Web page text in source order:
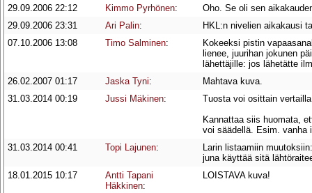
29.09.2006 22:12
Kimmo Pyrhönen:
Oho. Se oli sen
29.09.2006 23:31
Ari Palin:
HKL:n nivelien aikakausi
07.10.2006 13:08
Timo Salminen:
Kokeeksi pistin
lienee, juurihan jokunen
lähettäjille: jos lähetätte
26.02.2007 01:17
Jaska Tyni:
Mahtava kuva.
31.03.2014 00:19
Jussi Mäkinen:
Tuosta voi osittain
Kannattaa siis huomata,
voi säädellä. Esim. vanha
31.03.2014 00:41
Topi Lajunen:
Larin listaamiin
juna käyttää sitä
18.01.2015 10:17
Antti Tapani
Häkkinen:
LOISTAVA kuva!